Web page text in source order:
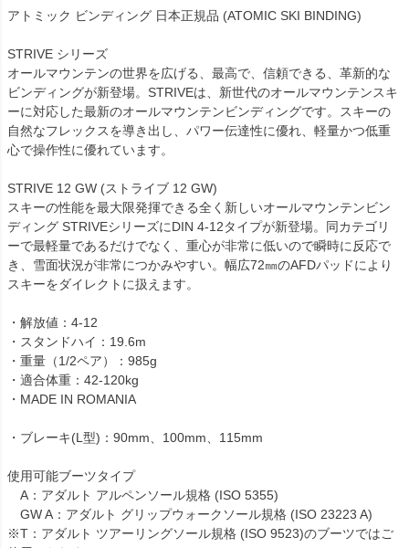
アトミック ビンディング 日本正規品 (ATOMIC SKI BINDING)
STRIVE シリーズ
オールマウンテンの世界を広げる、最高で、信頼できる、革新的な
ビンディングが新登場。STRIVEは、新世代のオールマウンテンスキ
ーに対応した最新のオールマウンテンビンディングです。スキーの
自然なフレックスを導き出し、パワー伝達性に優れ、軽量かつ低重
心で操作性に優れています。
STRIVE 12 GW (ストライブ 12 GW)
スキーの性能を最大限発揮できる全く新しいオールマウンテンビン
ディング STRIVEシリーズにDIN 4-12タイプが新登場。同カテゴリ
ーで最軽量であるだけでなく、重心が非常に低いので瞬時に反応で
き、雪面状況が非常につかみやすい。幅広72㎜のAFDパッドにより
スキーをダイレクトに扱えます。
・解放値：4-12
・スタンドハイ：19.6m
・重量（1/2ペア）：985g
・適合体重：42-120kg
・MADE IN ROMANIA
・ブレーキ(L型)：90mm、100mm、115mm
使用可能ブーツタイプ
A：アダルト アルペンソール規格 (ISO 5355)
GW A：アダルト グリップウォークソール規格 (ISO 23223 A)
※T：アダルト ツアーリングソール規格 (ISO 9523)のブーツではご